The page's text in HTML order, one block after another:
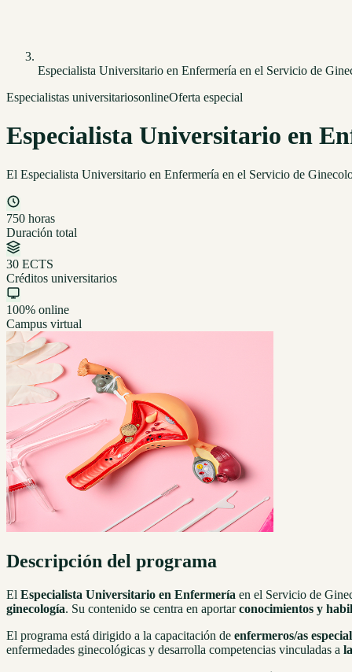
Especialista Universitario en Enfermería en el Servicio de
Especialistas universitariosonlineOferta especial
Especialista Universitario en
El Especialista Universitario en Enfermería en el Servicio de
750 horas
Duración total
30 ECTS
Créditos universitarios
100% online
Campus virtual
Descripción del programa
El Especialista Universitario en Enfermería en el Servicio de
ginecología. Su contenido se centra en aportarconocimientos y
El programa está dirigido a la capacitación de enfermeros/as
enfermedades ginecológicas y desarrolla competencias vinculadas a